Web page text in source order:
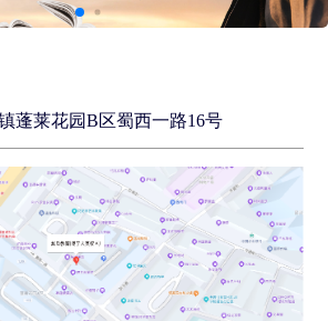
蓬莱花园B区蜀西一路16号